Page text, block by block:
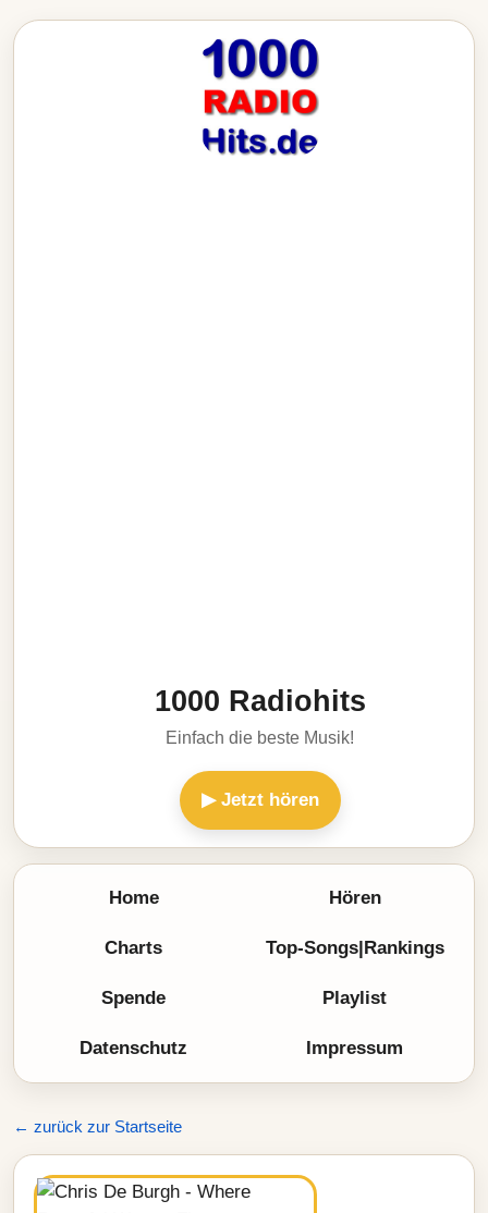
1000 Radiohits
Einfach die beste Musik!
▶ Jetzt hören
Home Hören
Charts Top-Songs|Rankings
Spende Playlist
Datenschutz Impressum
← zurück zur Startseite